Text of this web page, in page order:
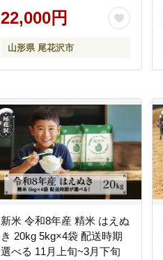
22,000円
山形県 尾花沢市
新米 令和8年産 精米 はえぬ
き 20kg 5kg×4袋 配送時期
選べる 11月上旬~3月下旬